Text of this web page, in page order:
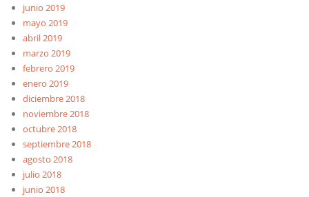
junio 2019
mayo 2019
abril 2019
marzo 2019
febrero 2019
enero 2019
diciembre 2018
noviembre 2018
octubre 2018
septiembre 2018
agosto 2018
julio 2018
junio 2018